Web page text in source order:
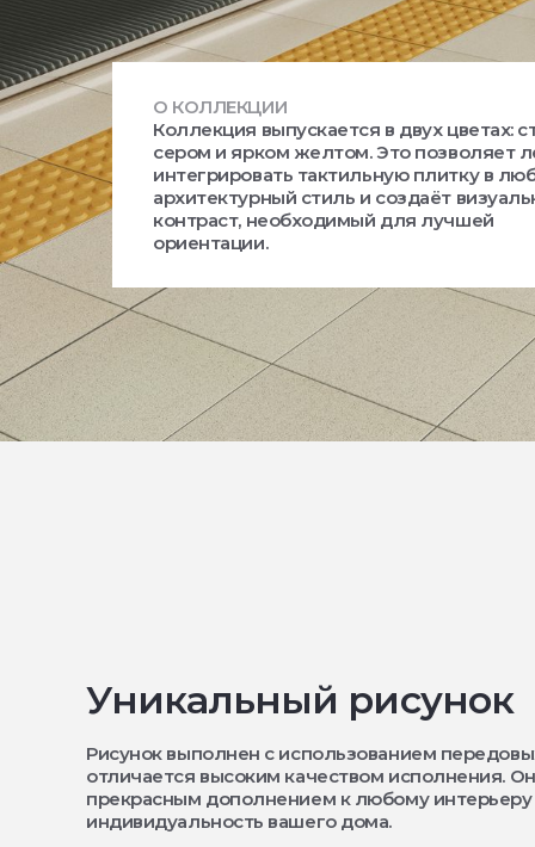
О КОЛЛЕКЦИИ
Коллекция выпускается в двух цветах:
сером и ярком желтом. Это позволяет
интегрировать тактильную плитку в
архитектурный стиль и создаёт
контраст, необходимый для лучшей
ориентации.
Уникальный рисунок
Рисунок выполнен с использованием
отличается высоким качеством исполнения.
прекрасным дополнением к любому
индивидуальность вашего дома.